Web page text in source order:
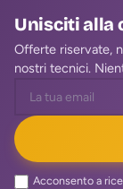
Unisciti alla
Offerte riservate,
nostri tecnici.
Acconsento a